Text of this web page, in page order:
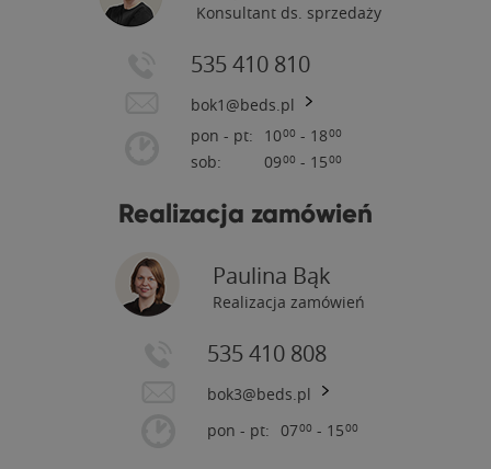
Konsultant ds. sprzedaży
535 410 810
bok1@beds.pl
pon - pt:
sob:
1000 - 1800
0900 - 1500
Realizacja zamówień
Paulina Bąk
Realizacja zamówień
535 410 808
bok3@beds.pl
pon - pt: 0700 - 1500